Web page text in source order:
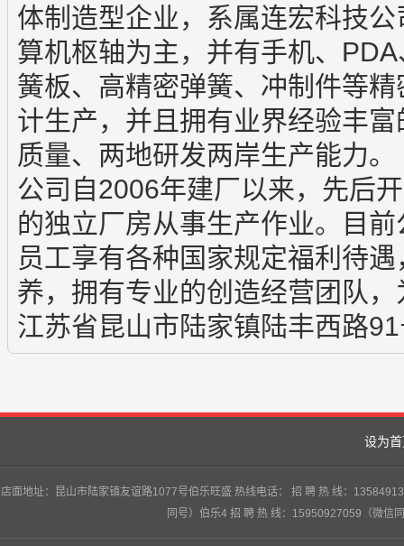
体制造型企业，系属连宏科技
算机枢轴为主，并有手机、
簧板、高精密弹簧、冲制件等
计生产，并且拥有业界经验丰
质量、两地研发两岸生产能力。
公司自2006年建厂以来，先后
的独立厂房从事生产作业。目
员工享有各种国家规定福利待
养，拥有专业的创造经营团队
江苏省昆山市陆家镇陆丰西路
设为
店面地址：昆山市陆家镇友谊路1077号伯乐旺盛 热线电话： 招 聘 热 线：
同号）伯乐4 招 聘 热 线：15950927059（微信